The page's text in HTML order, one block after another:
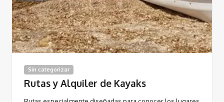
Sin categorizar
Rutas y Alquiler de Kayaks